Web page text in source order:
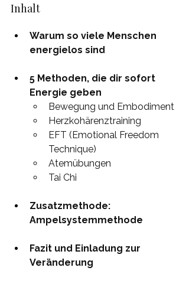
Inhalt
Warum so viele Menschen
energielos sind
5 Methoden, die dir sofort
Energie geben
Bewegung und Embodiment
Herzkohärenztraining
EFT (Emotional Freedom
Technique)
Atemübungen
Tai Chi
Zusatzmethode:
Ampelsystemmethode
Fazit und Einladung zur
Veränderung